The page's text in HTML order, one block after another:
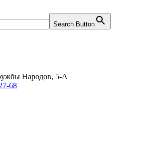
Search Button
Народов, 5-А
68